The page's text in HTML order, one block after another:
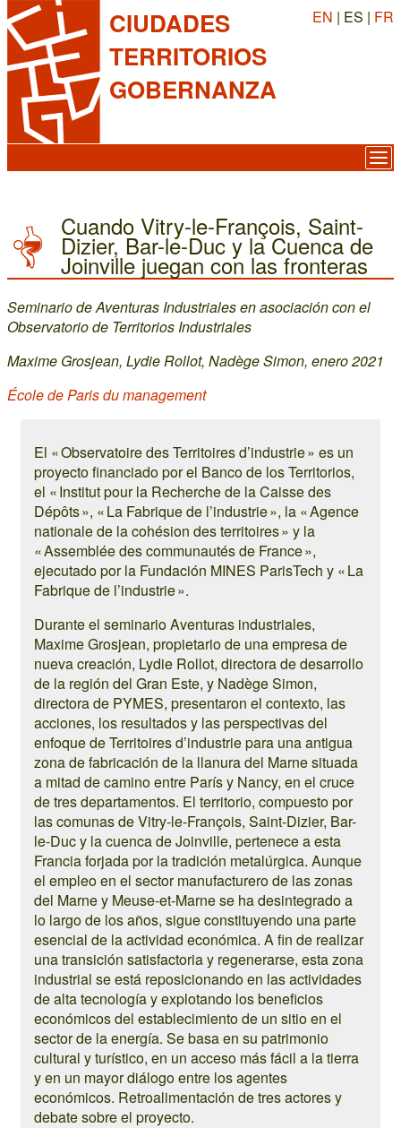
CIUDADES
TERRITORIOS
GOBERNANZA
EN | ES | FR
Cuando Vitry-le-François, Saint-
Dizier, Bar-le-Duc y la Cuenca de
Joinville juegan con las fronteras
Seminario de Aventuras Industriales en asociación con el
Observatorio de Territorios Industriales
Maxime Grosjean, Lydie Rollot, Nadège Simon, enero 2021
École de Paris du management
El « Observatoire des Territoires d’industrie » es un
proyecto financiado por el Banco de los Territorios,
el « Institut pour la Recherche de la Caisse des
Dépôts », « La Fabrique de l’industrie », la « Agence
nationale de la cohésion des territoires » y la
« Assemblée des communautés de France »,
ejecutado por la Fundación MINES ParisTech y « La
Fabrique de l’industrie ».
Durante el seminario Aventuras industriales,
Maxime Grosjean, propietario de una empresa de
nueva creación, Lydie Rollot, directora de desarrollo
de la región del Gran Este, y Nadège Simon,
directora de PYMES, presentaron el contexto, las
acciones, los resultados y las perspectivas del
enfoque de Territoires d’industrie para una antigua
zona de fabricación de la llanura del Marne situada
a mitad de camino entre París y Nancy, en el cruce
de tres departamentos. El territorio, compuesto por
las comunas de Vitry-le-François, Saint-Dizier, Bar-
le-Duc y la cuenca de Joinville, pertenece a esta
Francia forjada por la tradición metalúrgica. Aunque
el empleo en el sector manufacturero de las zonas
del Marne y Meuse-et-Marne se ha desintegrado a
lo largo de los años, sigue constituyendo una parte
esencial de la actividad económica. A fin de realizar
una transición satisfactoria y regenerarse, esta zona
industrial se está reposicionando en las actividades
de alta tecnología y explotando los beneficios
económicos del establecimiento de un sitio en el
sector de la energía. Se basa en su patrimonio
cultural y turístico, en un acceso más fácil a la tierra
y en un mayor diálogo entre los agentes
económicos. Retroalimentación de tres actores y
debate sobre el proyecto.